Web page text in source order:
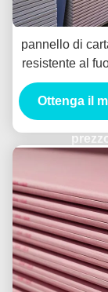
pannello di
resistente al
12mm per la
Ottenga il